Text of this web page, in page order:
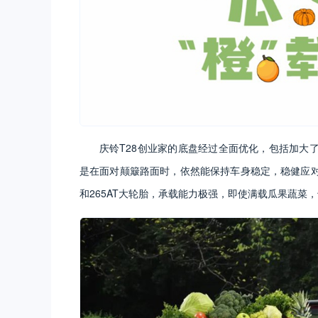
庆铃T28创业家的底盘经过全面优化，包括加大
是在面对颠簸路面时，依然能保持车身稳定，稳健
和265AT大轮胎，承载能力极强，即使满载瓜果蔬菜